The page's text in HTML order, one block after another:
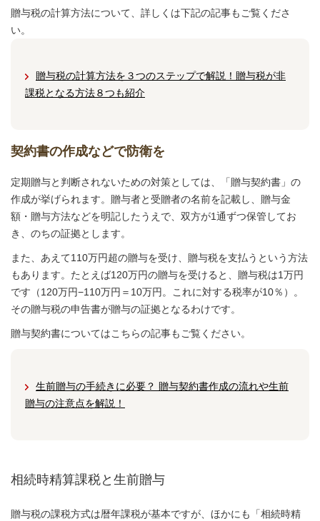
贈与税の計算方法について、詳しくは下記の記事もご覧くださ
い。
贈与税の計算方法を３つのステップで解説！贈与税が非
課税となる方法８つも紹介
契約書の作成などで防衛を
定期贈与と判断されないための対策としては、「贈与契約書」の
作成が挙げられます。贈与者と受贈者の名前を記載し、贈与金
額・贈与方法などを明記したうえで、双方が1通ずつ保管してお
き、のちの証拠とします。
また、あえて110万円超の贈与を受け、贈与税を支払うという方法
もあります。たとえば120万円の贈与を受けると、贈与税は1万円
です（120万円−110万円＝10万円。これに対する税率が10％）。
その贈与税の申告書が贈与の証拠となるわけです。
贈与契約書についてはこちらの記事もご覧ください。
生前贈与の手続きに必要？ 贈与契約書作成の流れや生前
贈与の注意点を解説！
相続時精算課税と生前贈与
贈与税の課税方式は暦年課税が基本ですが、ほかにも「相続時精